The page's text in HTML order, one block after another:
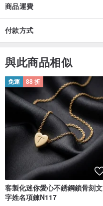
商品運費
付款方式
與此商品相似
免運 88 折
客製化迷你愛心不銹鋼鎖骨刻文
字姓名項鍊N117